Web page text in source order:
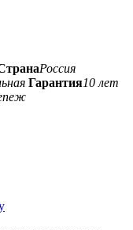
Россия
Гарантия10 лет